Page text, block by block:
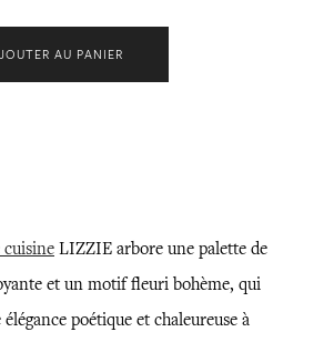
AU PANIER
LIZZIE arbore une palette de
et un motif fleuri bohème, qui
poétique et chaleureuse à